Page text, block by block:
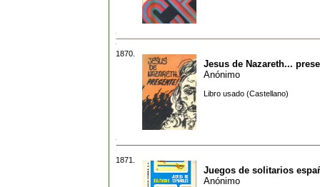
1870.
Jesus de Nazareth...
Anónimo
Libro usado (Castellano)
1871.
Juegos de solitarios
Anónimo